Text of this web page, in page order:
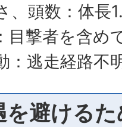
、頭数：体長
目撃者を含め
：逃走経路不
を避ける